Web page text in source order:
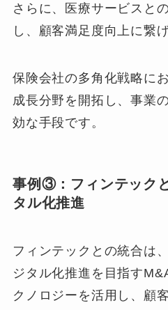
さらに、医療サービスと
し、顧客満足度向上に繋げ
保険会社の多角化戦略に
成長分野を開拓し、事業
効な手段です。
事例③：フィンテック
タル化推進
フィンテックとの統合は
ジタル化推進を目指す
クノロジーを活用し、顧